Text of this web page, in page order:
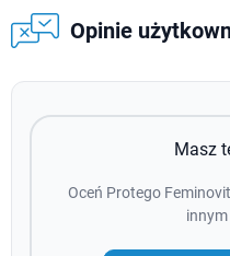
Opinie
Masz
Oceń Protego